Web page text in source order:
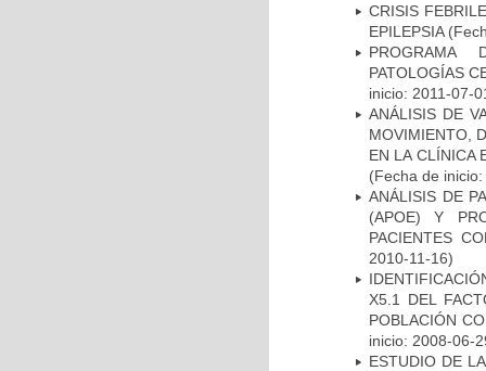
CRISIS
EPILEPSIA
PROGRAMA
PATOLOGÍAS
inicio: 2011-07-
ANÁLISIS DE
MOVIMIENTO,
EN LA CLÍNICA
(Fecha de
ANÁLISIS DE
(APOE) Y
PACIENTES
2010-11-16)
X5.1 DEL
POBLACIÓN
inicio: 2008-06-
ESTUDIO DE